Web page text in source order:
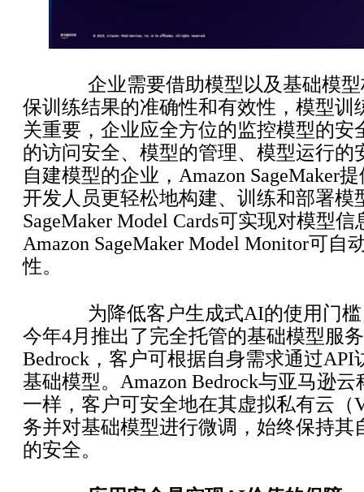
企业需要借助模型以及基础模型
保训练结果的准确性和有效性，模型训
关重要，企业应全方位的监控模型的安
的访问安全、模型的管理、模型运行的
自建模型的企业，Amazon SageMaker
开发人员更轻松地构建、训练和部署模
SageMaker Model Cards可实现对模型
Amazon SageMaker Model Monitor可自
性。
为降低客户生成式AI的使用门槛
今年4月推出了完全托管的基础模型服
Bedrock，客户可根据自身需求通过API
基础模型。Amazon Bedrock与亚马逊
一样，客户可安全地在其虚拟私有云（
务并对基础模型进行微调，始终保持其
的安全。